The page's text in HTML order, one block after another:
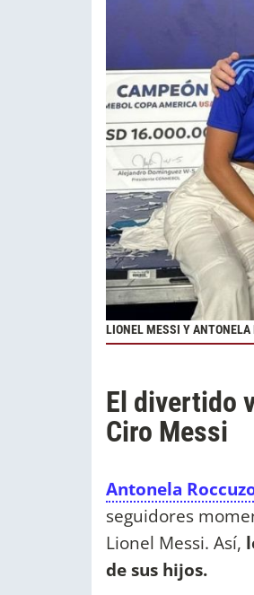
LIONEL MESSI Y ANTONELA
El divertido
Ciro Messi
Antonela
seguidores
Lionel Messi. Así,
de sus hijos.